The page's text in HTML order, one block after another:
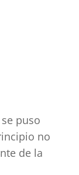
puso
no
de la